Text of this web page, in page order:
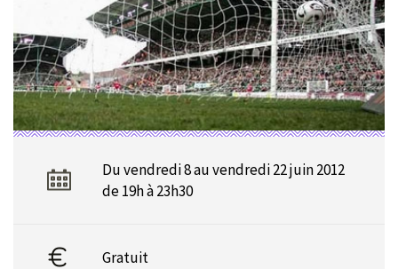
Du vendredi 8 au vendredi 22 juin 2012
de 19h à 23h30
Gratuit